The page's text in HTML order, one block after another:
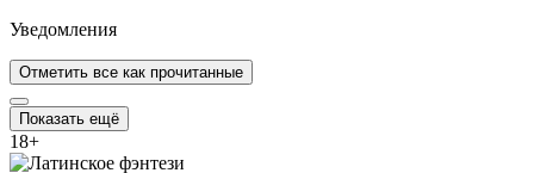
Уведомления
Отметить все как прочитанные
Показать ещё
18+